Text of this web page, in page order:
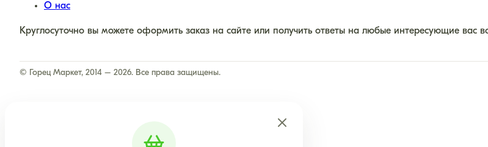
О нас
Круглосуточно вы можете оформить заказ на сайте или получить ответы на любые интересующие вас
© Горец Маркет, 2014 – 2026. Все права защищены.